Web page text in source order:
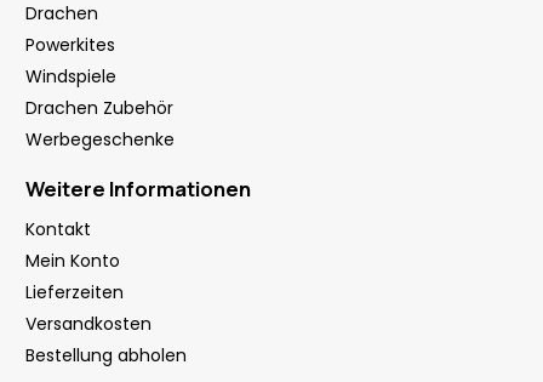
Drachen
Powerkites
Windspiele
Drachen Zubehör
Werbegeschenke
Weitere Informationen
Kontakt
Mein Konto
Lieferzeiten
Versandkosten
Bestellung abholen